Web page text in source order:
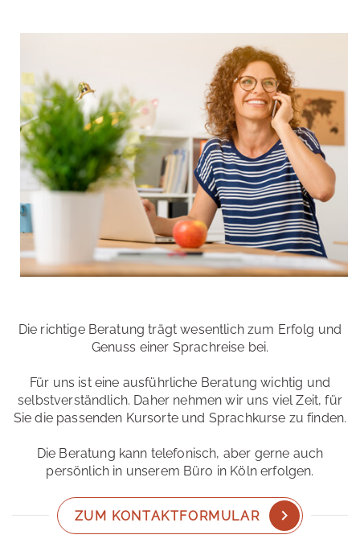
Die richtige Beratung trägt wesentlich zum Erfolg und
Genuss einer Sprachreise bei.
Für uns ist eine ausführliche Beratung wichtig und
selbstverständlich. Daher nehmen wir uns viel Zeit, für
Sie die passenden Kursorte und Sprachkurse zu finden.
Die Beratung kann telefonisch, aber gerne auch
persönlich in unserem Büro in Köln erfolgen.
ZUM KONTAKTFORMULAR